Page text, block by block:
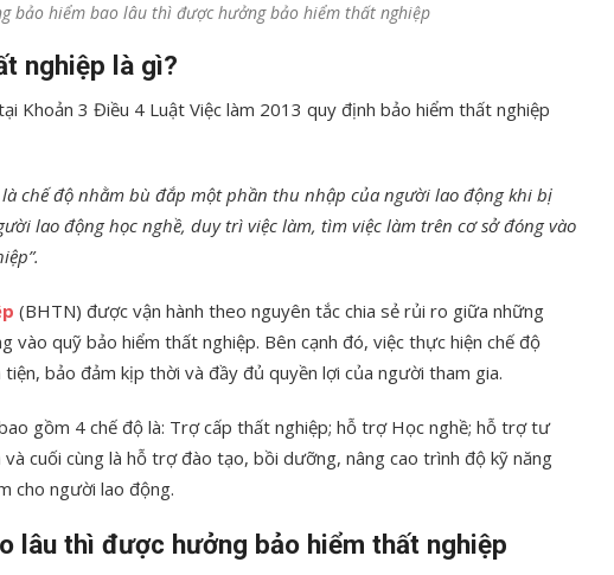
bảo hiểm bao lâu thì được hưởng bảo hiểm thất nghiệp
nghiệp là gì?
Khoản 3 Điều 4 Luật Việc làm 2013 quy định bảo hiểm thất nghiệp
là chế độ nhằm bù đắp một phần thu nhập của người lao động khi bị
lao động học nghề, duy trì việc làm, tìm việc làm trên cơ sở đóng vào
(BHTN) được vận hành theo nguyên tắc chia sẻ rủi ro giữa những
vào quỹ bảo hiểm thất nghiệp. Bên cạnh đó, việc thực hiện chế độ
bảo đảm kịp thời và đầy đủ quyền lợi của người tham gia.
gồm 4 chế độ là: Trợ cấp thất nghiệp; hỗ trợ Học nghề; hỗ trợ tư
và cuối cùng là hỗ trợ đào tạo, bồi dưỡng, nâng cao trình độ kỹ năng
cho người lao động.
lâu thì được hưởng bảo hiểm thất nghiệp